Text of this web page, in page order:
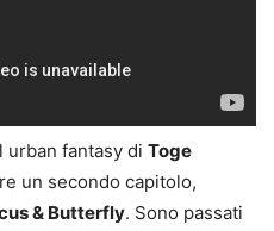
urban fantasy di Toge
un secondo capitolo,
& Butterfly. Sono passati